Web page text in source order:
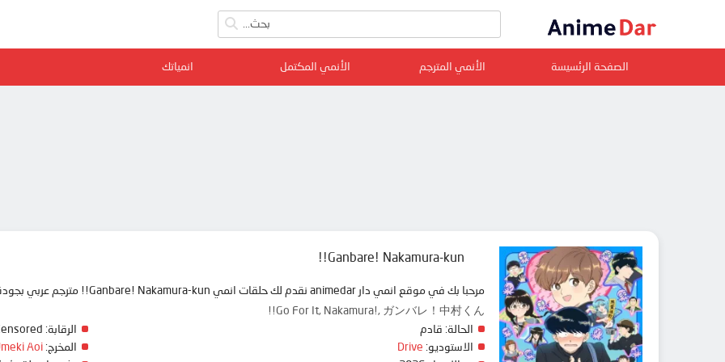
الصفحة الرئسيسة الأنمي المترجم الأنمي المكتمل انمياتك
Ganbare! Nakamura-kun!!
مرحبا بك في موقع انمي دار animedar نقدم لك حلقات انمي Ganbare! Nakamura-kun!! مترجم عربي بجودة عالية على سرفرات متعددة, مشاهدة ممتعة
Go For It, Nakamura!, ガンバレ！中村くん!!
الحالة: قادم
الاستوديو: Drive
الرقابة:
المخرج: Aoi